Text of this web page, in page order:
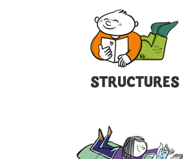
STRUCTURES